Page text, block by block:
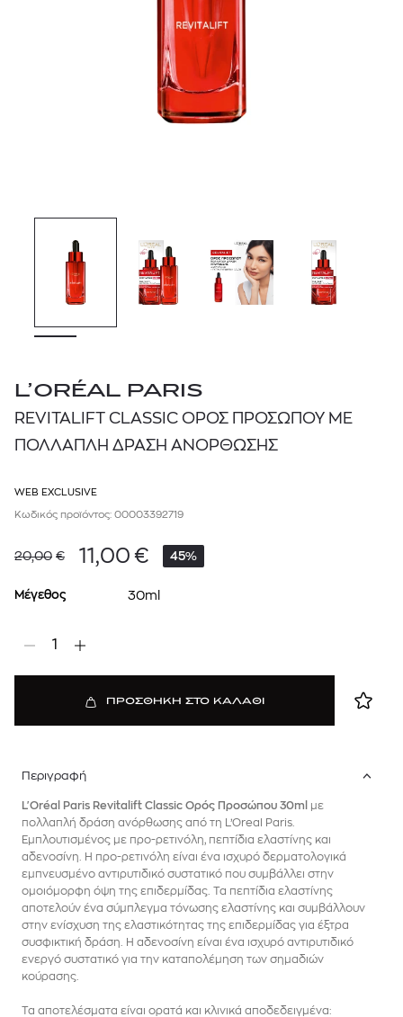
L’ORÉAL PARIS
REVITALIFT CLASSIC ΟΡΟΣ ΠΡΟΣΩΠΟΥ ΜΕ
ΠΟΛΛΑΠΛΗ ΔΡΑΣΗ ΑΝΟΡΘΩΣΗΣ
WEB EXCLUSIVE
Κωδικός προϊόντος: 00003392719
20,00 € 11,00 € 45%
Μέγεθος 30ml
1
ΠΡΟΣΘΗΚΗ ΣΤΟ ΚΑΛΑΘΙ
Περιγραφή
L'Oréal Paris Revitalift Classic Ορός Προσώπου 30ml
με
πολλαπλή δράση ανόρθωσης από τη L’Oreal Paris.
Eμπλουτισμένος με προ-ρετινόλη, πεπτίδια ελαστίνης και
αδενοσίνη. Η προ-ρετινόλη είναι ένα ισχυρό δερματολογικά
εμπνευσμένο αντιρυτιδικό συστατικό που συμβάλλει στην
ομοιόμορφη όψη της επιδερμίδας. Τα πεπτίδια ελαστίνης
αποτελούν ένα σύμπλεγμα τόνωσης ελαστίνης και συμβάλλουν
στην ενίσχυση της ελαστικότητας της επιδερμίδας για έξτρα
συσφικτική δράση. Η αδενοσίνη είναι ένα ισχυρό αντιρυτιδικό
ενεργό συστατικό για την καταπολέμηση των σημαδιών
κούρασης.
Τα αποτελέσματα είναι ορατά και κλινικά αποδεδειγμένα: